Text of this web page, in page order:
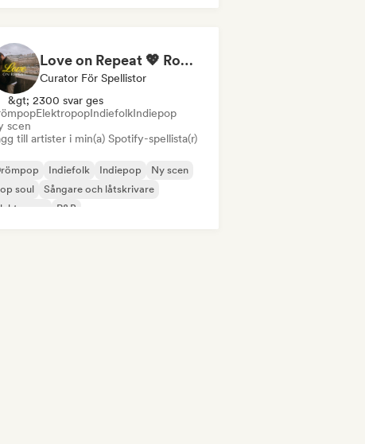
Love on Repeat 💖 Romantic Indie Pop, Neo Soul & Singer-Songwriter
Curator För Spellistor
&gt; 2300 svar ges
ElektropopIndiefolkIndiepop
scen
till artister i min(a) Spotify-spellista(r)
Indiefolk Indiepop
Ny scen
soul
Sångare och låtskrivare
R&B